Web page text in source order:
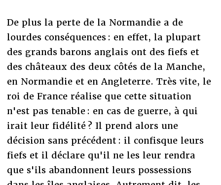
De plus la perte de la Normandie a de
lourdes conséquences : en effet, la plupart
des grands barons anglais ont des fiefs et
des châteaux des deux côtés de la Manche,
en Normandie et en Angleterre. Très vite, le
roi de France réalise que cette situation
n'est pas tenable : en cas de guerre, à qui
irait leur fidélité ? Il prend alors une
décision sans précédent : il confisque leurs
fiefs et il déclare qu'il ne les leur rendra
que s'ils abandonnent leurs possessions